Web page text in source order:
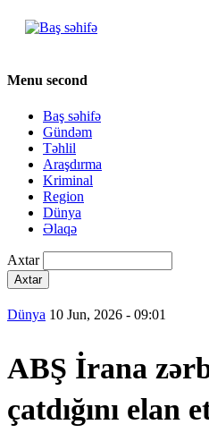
Menu second
Baş səhifə
Gündəm
Təhlil
Araşdırma
Kriminal
Region
Dünya
Əlaqə
Axtar
Dünya 10 Jun, 2026 - 09:01
ABŞ İrana
çatdığını elan